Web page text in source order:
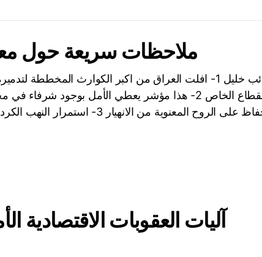
ملاحظات سريعة حول
صائب خليل 1- افلت العراق من اكبر الكوارث المخططة
للقطاع الخاص 2- هذا مؤشر يعطي الأمل بوجود
للحفاظ على الروح المعنوية من
آليات العقوبات الاقتصادية